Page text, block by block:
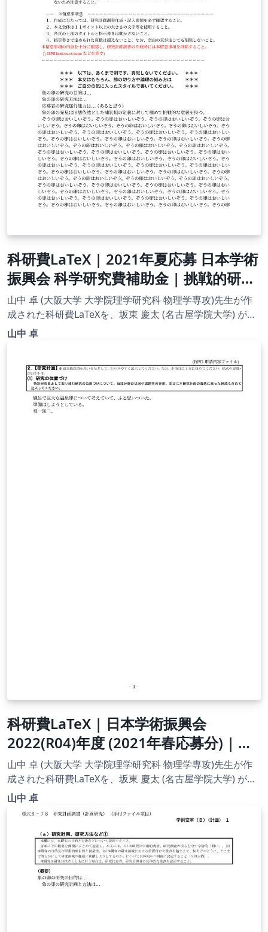
科研費LaTeX | 2021年夏応募 日本学術
振興会 科学研究費補助金 | 挑戦的研究
(萌芽)概要 | 2021.08.03
山中 卓 (大阪大学 大学院理学研究科 物理学専攻)先生が作
成された科研費LaTeXを、坂東 慶太 (名古屋学院大学) が了
承を得てテンプレート登録しています。 詳細はこちら↓を
山中 卓
科研費LaTeX | 日本学術振興会
2022(R04)年度 (2021年春応募分) | 特
別研究員 RPD | 2021.02.12
山中 卓 (大阪大学 大学院理学研究科 物理学専攻)先生が作
成された科研費LaTeXを、坂東 慶太 (名古屋学院大学) が了
承を得てテンプレート登録しています。 詳細はこちら↓を
山中 卓